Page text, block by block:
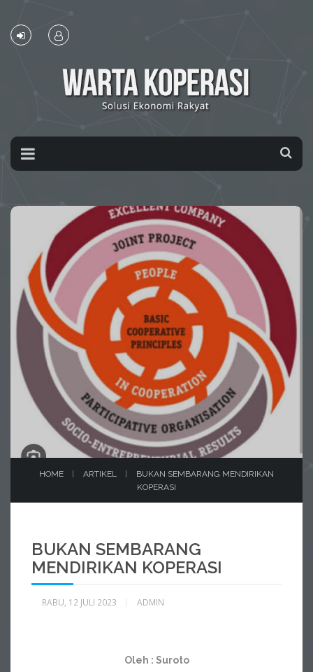
HOME ARTIKEL
BUKAN SEMBARANG MENDIRIKAN
KOPERASI
BUKAN SEMBARANG
MENDIRIKAN KOPERASI
RABU, 12 JULI 2023 ADMIN
Oleh : Suroto